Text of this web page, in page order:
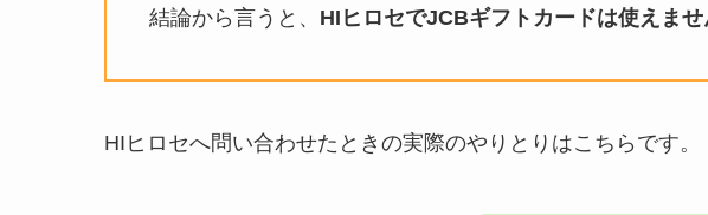
結論から言うと、 HIヒロセでJCBギフトカードは使えませ
HIヒロセへ問い合わせたときの実際のやりとりはこちらです。